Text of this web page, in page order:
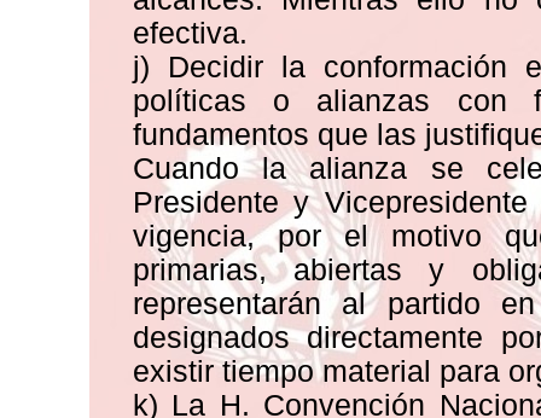
efectiva.
j) Decidir la conformación
políticas o alianzas con
fundamentos que las
Cuando la alianza se
Presidente y
vigencia, por el motivo
primarias, abiertas y
representarán al partido
designados directamente
existir tiempo material para
k) La H. Convención